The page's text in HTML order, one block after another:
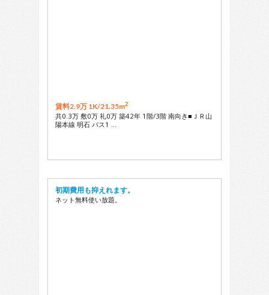
賃料2.9万 1K/21.35m2
共0.3万 敷0万 礼0万 築42年 1階/3階 南向き■ＪＲ山
陽本線 明石 バス1 …
初期費用も抑えれます。
ネット無料使い放題。